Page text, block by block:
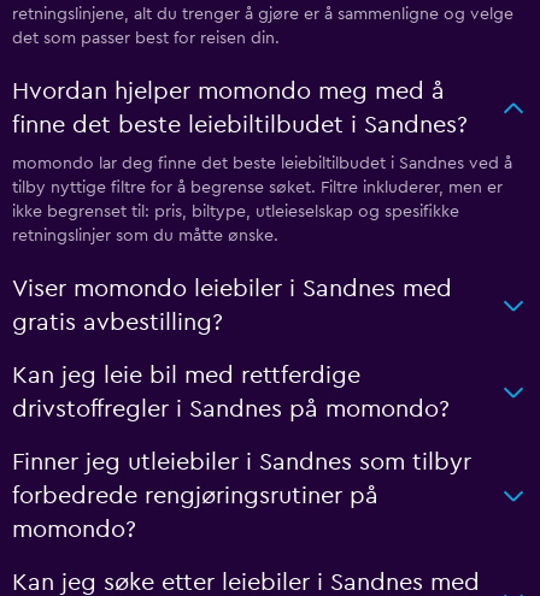
retningslinjene, alt du trenger å gjøre er å sammenligne og velge
det som passer best for reisen din.
Hvordan hjelper momondo meg med å
finne det beste leiebiltilbudet i Sandnes?
momondo lar deg finne det beste leiebiltilbudet i Sandnes ved å
tilby nyttige filtre for å begrense søket. Filtre inkluderer, men er
ikke begrenset til: pris, biltype, utleieselskap og spesifikke
retningslinjer som du måtte ønske.
Viser momondo leiebiler i Sandnes med
gratis avbestilling?
Kan jeg leie bil med rettferdige
drivstoffregler i Sandnes på momondo?
Finner jeg utleiebiler i Sandnes som tilbyr
forbedrede rengjøringsrutiner på
momondo?
Kan jeg søke etter leiebiler i Sandnes med